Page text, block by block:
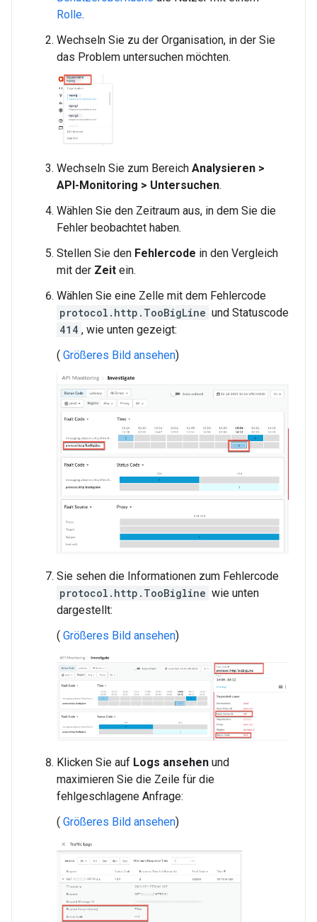
Rolle.
Wechseln Sie zu der Organisation, in der Sie
das Problem untersuchen möchten.
Wechseln Sie zum Bereich Analysieren >
API-Monitoring > Untersuchen.
Wählen Sie den Zeitraum aus, in dem Sie die
Fehler beobachtet haben.
Stellen Sie den Fehlercode in den Vergleich
mit der Zeit ein.
Wählen Sie eine Zelle mit dem Fehlercode
protocol.http.TooBigLine und Statuscode
414 , wie unten gezeigt:
( Größeres Bild ansehen)
Sie sehen die Informationen zum Fehlercode
protocol.http.TooBigline wie unten
dargestellt:
( Größeres Bild ansehen)
Klicken Sie auf Logs ansehen und
maximieren Sie die Zeile für die
fehlgeschlagene Anfrage:
( Größeres Bild ansehen)